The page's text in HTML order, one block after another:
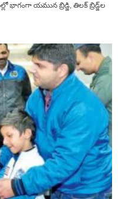
భాగంగా యమున బ్రిడ్జి, తిలక్‌ బ్రిడ్జ్‌ల